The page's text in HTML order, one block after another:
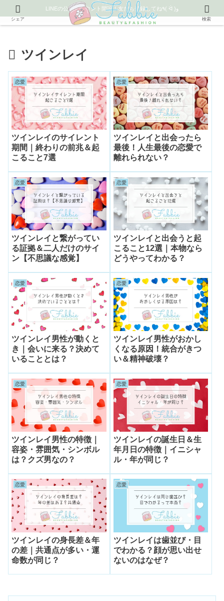
LINEの公式アカウント開設！友だち登録してね٩( ᐛ )و
ツインレイ
恋愛
ツインレイのサイレント
期間｜終わりの前兆＆起
こること7選
恋愛
ツインレイと出会ったら
最後！人生最後の恋愛で
離れられない？
恋愛
ツインレイと繋がってい
る証拠＆二人だけのサイ
ン【不思議な感覚】
恋愛
ツインレイと出会うと起
こること12選｜本物なら
どうやってわかる？
恋愛
ツインレイ男性が動くと
き｜会いに来る？決めて
いることとは？
恋愛
ツインレイ男性がおかし
くなる原因！統合がきつ
い＆精神破壊？
恋愛
ツインレイ男性の特徴｜
容姿・雰囲気・シンボル
は？クズ男なの？
恋愛
ツインレイの誕生日＆生
年月日の特徴｜イニシャ
ル・年が同じ？
恋愛
ツインレイの身長差＆年
の差｜共通点が多い・運
命数が同じ？
恋愛
ツインレイは歯並び・目
でわかる？顔が思い出せ
ないのはなぜ？
シェア 検索